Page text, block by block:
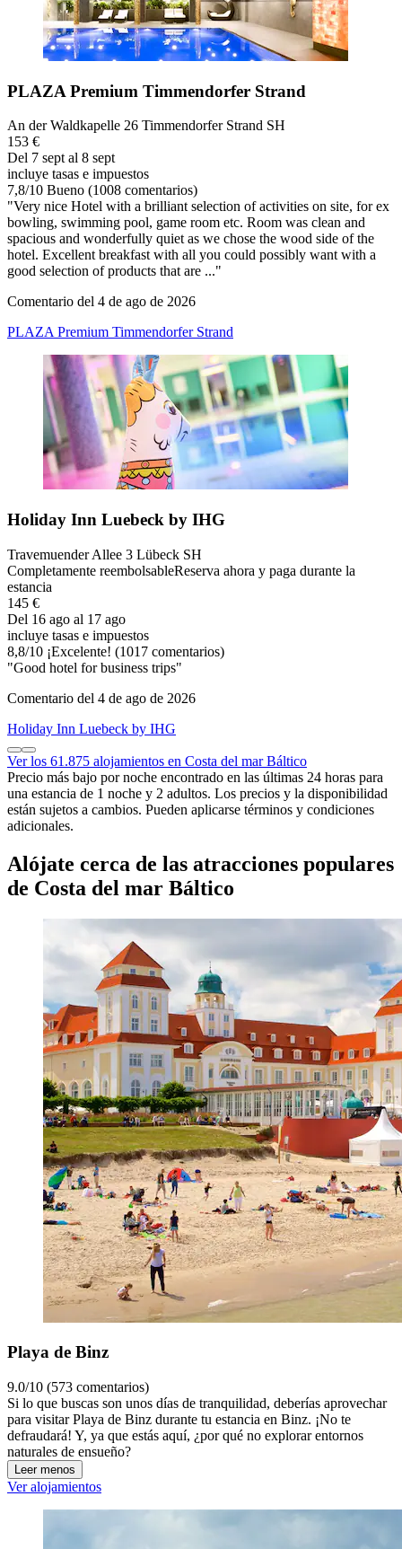
PLAZA Premium Timmendorfer Strand
An der Waldkapelle 26 Timmendorfer Strand SH
153 €
Del 7 sept al 8 sept
incluye tasas e impuestos
7,8/10 Bueno (1008 comentarios)
"Very nice Hotel with a brilliant selection of activities on site, for ex
bowling, swimming pool, game room etc. Room was clean and
spacious and wonderfully quiet as we chose the wood side of the
hotel. Excellent breakfast with all you could possibly want with a
good selection of products that are ..."
Comentario del 4 de ago de 2026
PLAZA Premium Timmendorfer Strand
Holiday Inn Luebeck by IHG
Travemuender Allee 3 Lübeck SH
Completamente reembolsableReserva ahora y paga durante la
estancia
145 €
Del 16 ago al 17 ago
incluye tasas e impuestos
8,8/10 ¡Excelente! (1017 comentarios)
"Good hotel for business trips"
Comentario del 4 de ago de 2026
Holiday Inn Luebeck by IHG
Ver los 61.875 alojamientos en Costa del mar Báltico
Precio más bajo por noche encontrado en las últimas 24 horas para
una estancia de 1 noche y 2 adultos. Los precios y la disponibilidad
están sujetos a cambios. Pueden aplicarse términos y condiciones
adicionales.
Alójate cerca de las atracciones populares
de Costa del mar Báltico
Playa de Binz
9.0/10 (573 comentarios)
Si lo que buscas son unos días de tranquilidad, deberías aprovechar
para visitar Playa de Binz durante tu estancia en Binz. ¡No te
defraudará! Y, ya que estás aquí, ¿por qué no explorar entornos
naturales de ensueño?
Leer menos
Ver alojamientos